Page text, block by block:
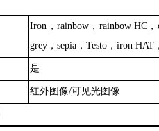
Iron，rainbow，rainbow HC
grey，sepia，Testo，iron HAT
是
红外图像/可见光图像